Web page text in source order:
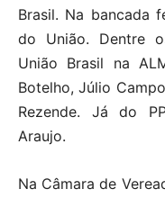
Brasil. Na bancada
do União. Dentre
União Brasil na
Botelho, Júlio
Rezende. Já do
Araujo.
Na Câmara de